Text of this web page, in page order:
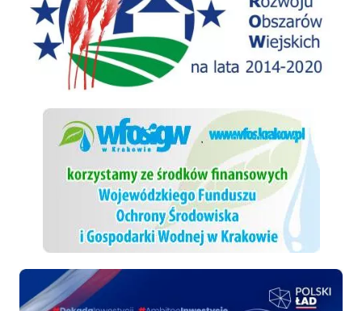
WFOSiGW
Polski ład